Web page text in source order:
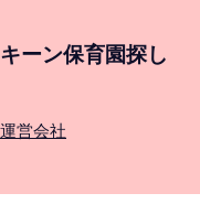
キーン保育園探し
運営会社